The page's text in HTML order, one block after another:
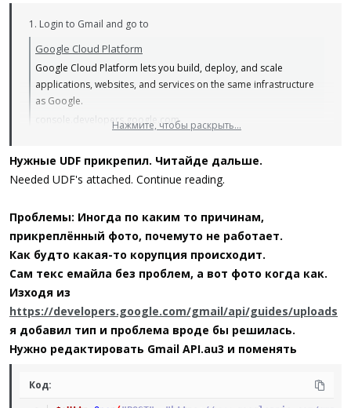
1. Login to Gmail and go to
Google Cloud Platform
Google Cloud Platform lets you build, deploy, and scale
applications, websites, and services on the same infrastructure
as Google.
console.developers.google.com
Give it few seconds to process.
3. Navitage to OAuth concent screen from the menu on left and
Fill in required fields and click NEXT
Don't add any SCOPES. Just click Continue.
Add your email as a user and click Continue
Go back to Dashboard
4. Go to Library and search for Gmail
Select and Enable it. It should take you to the Gmail API page.
5. Return to Dashboard click Credentials.
Click Create Credential and chose OAuth client ID
Name: Your autoit project name that uses this API
Save them somewhere.
Нажмите, чтобы раскрыть...
Нужные UDF прикрепил. Читайде дальше.
Needed UDF's attached. Continue reading.
Проблемы: Иногда по каким то причинам,
прикреплённый фото, почемуто не работает.
Как будто какая-то корупция происходит.
Сам текс емайла без проблем, а вот фото когда как.
Изходя из
https://developers.google.com/gmail/api/guides/uploads
я добавил тип и проблема вроде бы решилась.
Нужно редактировать Gmail API.au3 и поменять
Код: